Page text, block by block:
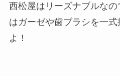
西松屋はリーズナブルな
はガーゼや歯ブラシを一
よ！